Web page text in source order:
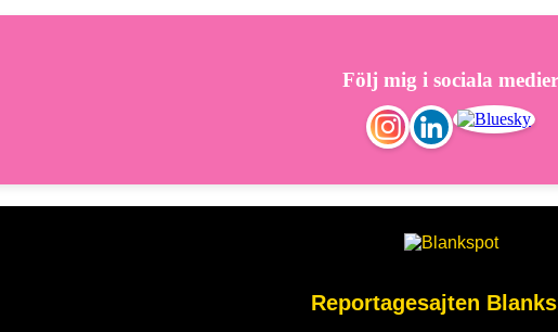
Följ mig i sociala medier
Reportagesajten